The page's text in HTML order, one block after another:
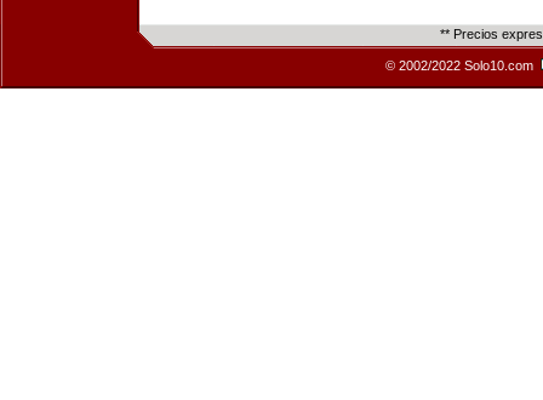
** Precios
© 2002/2022 Solo10.com